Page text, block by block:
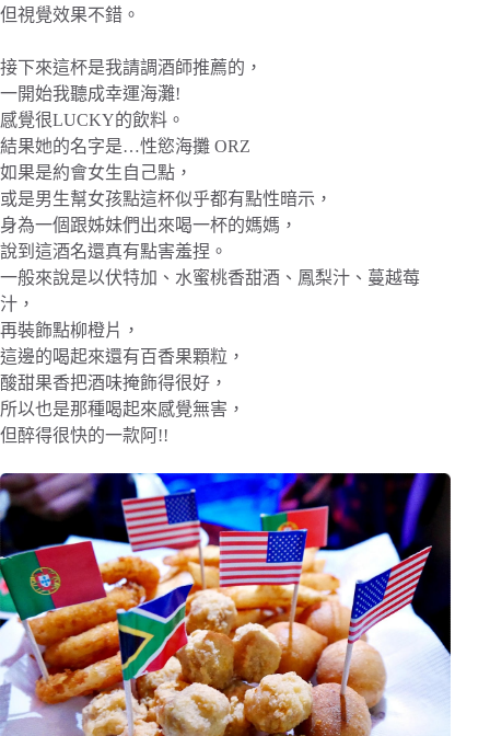
但視覺效果不錯。
接下來這杯是我請調酒師推薦的，
一開始我聽成幸運海灘!
感覺很LUCKY的飲料。
結果她的名字是…性慾海攤 ORZ
如果是約會女生自己點，
或是男生幫女孩點這杯似乎都有點性暗示，
身為一個跟姊妹們出來喝一杯的媽媽，
說到這酒名還真有點害羞捏。
一般來說是以伏特加、水蜜桃香甜酒、鳳梨汁、蔓越莓
汁，
再裝飾點柳橙片，
這邊的喝起來還有百香果顆粒，
酸甜果香把酒味掩飾得很好，
所以也是那種喝起來感覺無害，
但醉得很快的一款阿!!